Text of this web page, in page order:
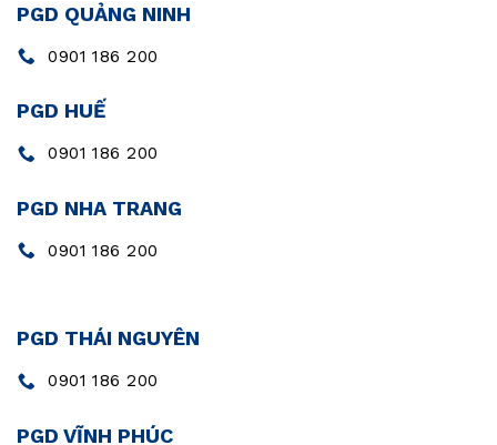
PGD QUẢNG NINH
0901 186 200
PGD HUẾ
0901 186 200
PGD NHA TRANG
0901 186 200
PGD THÁI NGUYÊN
0901 186 200
PGD VĨNH PHÚC